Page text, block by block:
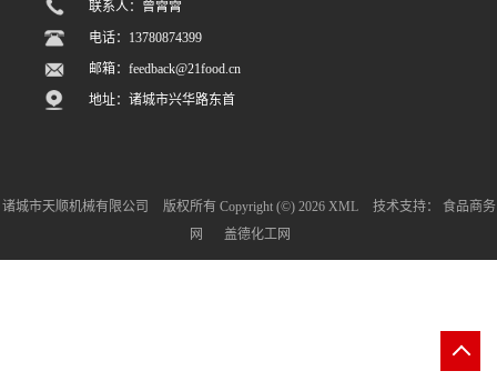
联系人：曾霄霄
电话：13780874399
邮箱：feedback@21food.cn
地址：诸城市兴华路东首
诸城市天顺机械有限公司 版权所有 Copyright (©) 2026 XML 技术支持： 食品商务
网
盖德化工网